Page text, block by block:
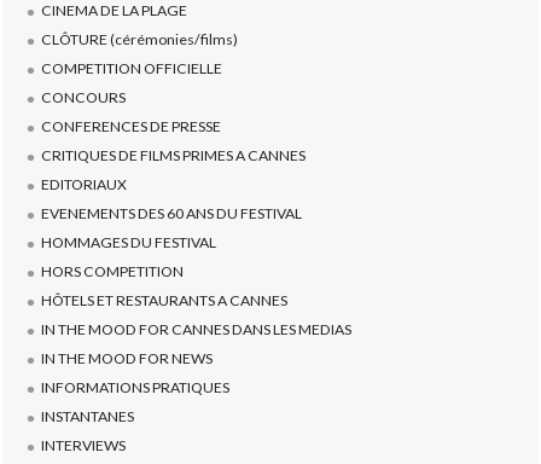
CINEMA DE LA PLAGE
CLÔTURE (cérémonies/films)
COMPETITION OFFICIELLE
CONCOURS
CONFERENCES DE PRESSE
CRITIQUES DE FILMS PRIMES A CANNES
EDITORIAUX
EVENEMENTS DES 60 ANS DU FESTIVAL
HOMMAGES DU FESTIVAL
HORS COMPETITION
HÔTELS ET RESTAURANTS A CANNES
IN THE MOOD FOR CANNES DANS LES MEDIAS
IN THE MOOD FOR NEWS
INFORMATIONS PRATIQUES
INSTANTANES
INTERVIEWS